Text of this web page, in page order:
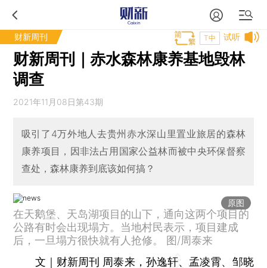
财新周刊 试听
T中
财新周刊｜赤水森林康养基地毁林
调查
2021年11月08日第43期
吸引了4万外地人去贵州赤水深山里置业旅居的森林
康养项目，因非法占用国家公益林而被中央环保督察
查处，森林康养到底该如何搞？
原图
在天鹅堡、天岛湖项目的山下，通向这两个项目的
公路有时会出现塌方。当地村民表示，项目建成
后，一旦塌方很快就有人抢修。 图/周泰来
文｜财新周刊 周泰来，孙逸轩、孟凌霄、邹晓